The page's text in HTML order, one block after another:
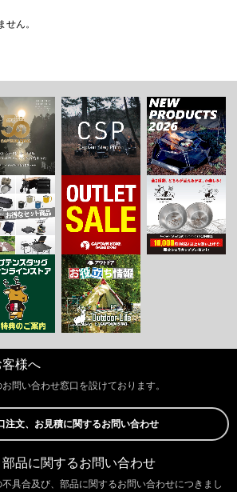
ん。
様へ
問い合わせ窓口を設けております。
注文、お見積に関するお問い合わせ
品に関するお問い合わせ
具合及び、部品に関するお問い合わせにつきまし